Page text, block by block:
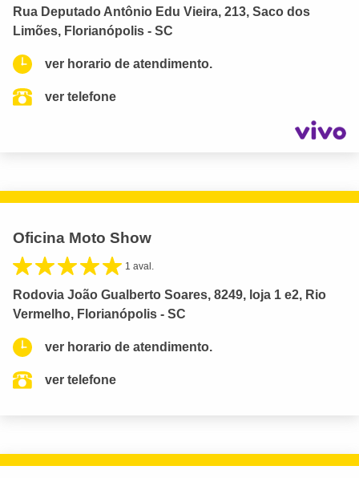
Rua Deputado Antônio Edu Vieira, 213, Saco dos
Limões, Florianópolis - SC
ver horario de atendimento.
ver telefone
Oficina Moto Show
1 aval.
Rodovia João Gualberto Soares, 8249, loja 1 e2, Rio
Vermelho, Florianópolis - SC
ver horario de atendimento.
ver telefone